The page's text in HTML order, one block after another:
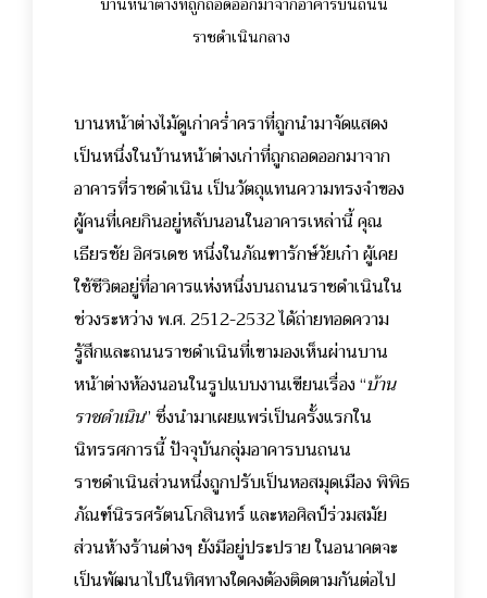
ราชดำเนินกลาง
บานหน้าต่างไม้ดูเก่าคร่ำคราที่ถูกนำมาจัดแสดง
เป็นหนึ่งในบ้านหน้าต่างเก่าที่ถูกถอดออกมาจาก
อาคารที่ราชดำเนิน เป็นวัตถุแทนความทรงจำของ
ผู้คนที่เคยกินอยู่หลับนอนในอาคารเหล่านี้ คุณ
เธียรชัย อิศรเดช หนึ่งในภัณฑารักษ์วัยเก๋า ผู้เคย
ใช้ชีวิตอยู่ที่อาคารแห่งหนึ่งบนถนนราชดำเนินใน
ช่วงระหว่าง พ.ศ. 2512-2532 ได้ถ่ายทอดความ
รู้สึกและถนนราชดำเนินที่เขามองเห็นผ่านบาน
หน้าต่างห้องนอนในรูปแบบงานเขียนเรื่อง “บ้าน
ราชดำเนิน” ซึ่งนำมาเผยแพร่เป็นครั้งแรกใน
นิทรรศการนี้ ปัจจุบันกลุ่มอาคารบนถนน
ราชดำเนินส่วนหนึ่งถูกปรับเป็นหอสมุดเมือง พิพิธ
ภัณฑ์นิรรศรัตนโกสินทร์ และหอศิลป์ร่วมสมัย
ส่วนห้างร้านต่างๆ ยังมีอยู่ประปราย ในอนาคตจะ
เป็นพัฒนาไปในทิศทางใดคงต้องติดตามกันต่อไป